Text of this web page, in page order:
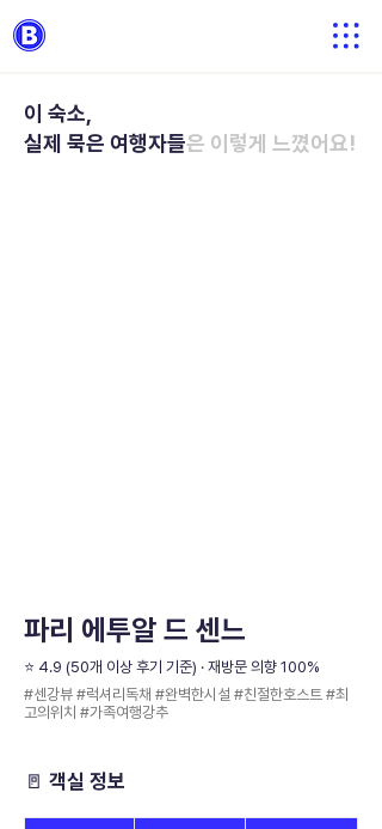
이 숙소,
실제 묵은 여행자들은 이렇게 느꼈어요!
파리 에투알 드 센느
⭐️ 4.9 (50개 이상 후기 기준) · 재방문 의향 100%
#센강뷰 #럭셔리독채 #완벽한시설 #친절한호스트 #최
고의위치 #가족여행강추
🚪 객실 정보